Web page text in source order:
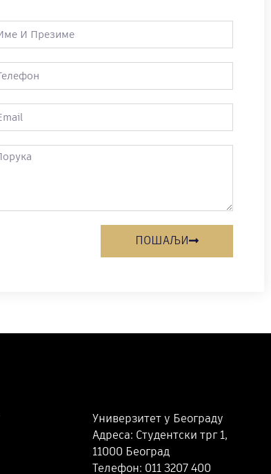
ПОШАЉИ
Универзитет у Београду
Адреса: Студентски трг 1,
11000 Београд
Телефон: 011 3207 400